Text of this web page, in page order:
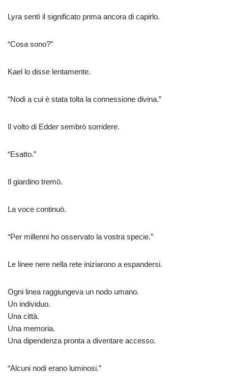
Lyra sentì il significato prima ancora di capirlo.
“Cosa sono?”
Kael lo disse lentamente.
“Nodi a cui è stata tolta la connessione divina.”
Il volto di Edder sembrò sorridere.
“Esatto.”
Il giardino tremò.
La voce continuò.
“Per millenni ho osservato la vostra specie.”
Le linee nere nella rete iniziarono a espandersi.
Ogni linea raggiungeva un nodo umano.
Un individuo.
Una città.
Una memoria.
Una dipendenza pronta a diventare accesso.
“Alcuni nodi erano luminosi.”